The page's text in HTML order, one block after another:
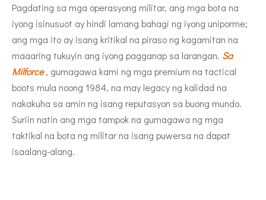
Pagdating sa mga operasyong militar, ang mga bota na
iyong isinusuot ay hindi lamang bahagi ng iyong uniporme;
ang mga ito ay isang kritikal na piraso ng kagamitan na
maaaring tukuyin ang iyong pagganap sa larangan. Sa
Milforce, gumagawa kami ng mga premium na tactical
boots mula noong 1984, na may legacy ng kalidad na
nakakuha sa amin ng isang reputasyon sa buong mundo.
Suriin natin ang mga tampok na gumagawa ng mga
taktikal na bota ng militar na isang puwersa na dapat
isaalang-alang.